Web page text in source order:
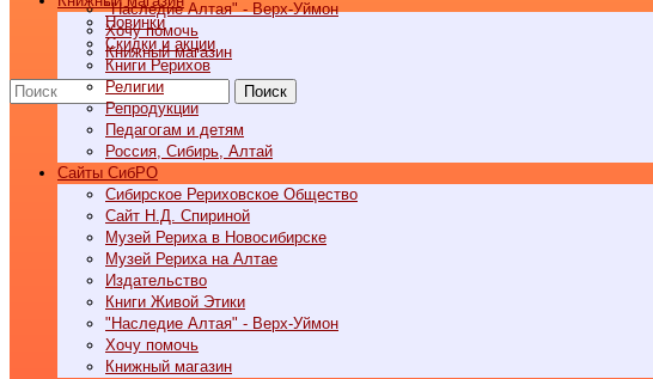
"Наследие Алтая" - Верх-Уймон
Хочу помочь
Книжный магазин
Поиск
Новинки
Скидки и акции
Книги Рерихов
Религии
Репродукции
Педагогам и детям
Россия, Сибирь, Алтай
Cайты СибРО
Сибирское Рериховское Общество
Сайт Н.Д. Спириной
Музей Рериха в Новосибирске
Музей Рериха на Алтае
Издательство
Книги Живой Этики
"Наследие Алтая" - Верх-Уймон
Хочу помочь
Книжный магазин